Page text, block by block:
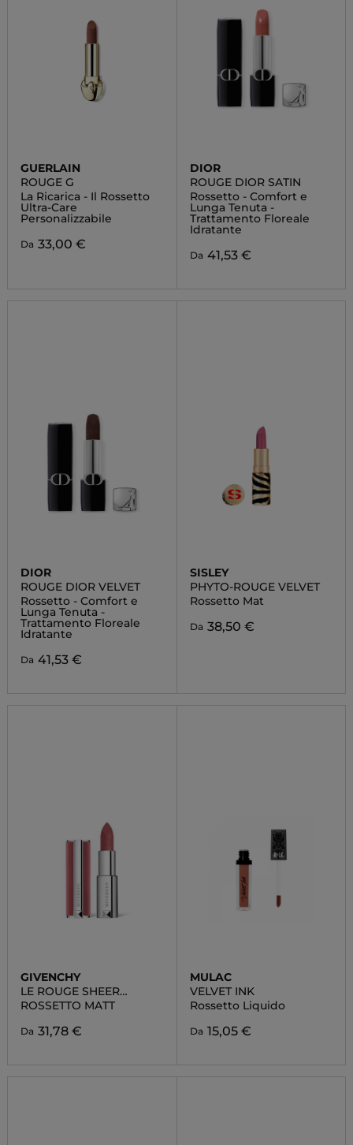
GUERLAIN
ROUGE G
La Ricarica - Il Rossetto
Ultra-Care
Personalizzabile
Da 33,00 €
DIOR
ROUGE DIOR SATIN
Rossetto - Comfort e
Lunga Tenuta -
Trattamento Floreale
Idratante
Da 41,53 €
DIOR
ROUGE DIOR VELVET
Rossetto - Comfort e
Lunga Tenuta -
Trattamento Floreale
Idratante
Da 41,53 €
SISLEY
PHYTO-ROUGE VELVET
Rossetto Mat
Da 38,50 €
GIVENCHY
LE ROUGE SHEER
VELVET
ROSSETTO MATT
Da 31,78 €
MULAC
VELVET INK
Rossetto Liquido
Da 15,05 €